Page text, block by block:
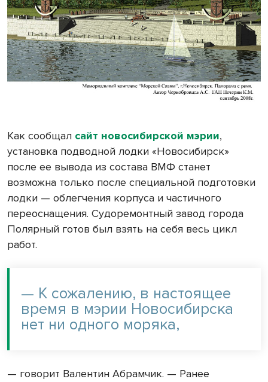
Как сообщал сайт новосибирской мэрии,
установка подводной лодки «Новосибирск»
после ее вывода из состава ВМФ станет
возможна только после специальной подготовки
лодки — облегчения корпуса и частичного
переоснащения. Судоремонтный завод города
Полярный готов был взять на себя весь цикл
работ.
— К сожалению, в настоящее
время в мэрии Новосибирска
нет ни одного моряка,
— говорит Валентин Абрамчик. — Ранее